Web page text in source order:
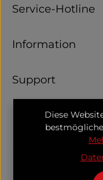
Service-Hotline
Information
Support
Folge uns
Unser
Diese